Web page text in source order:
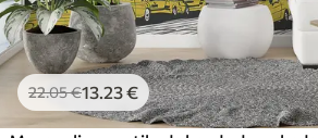
22.05€13 .23€